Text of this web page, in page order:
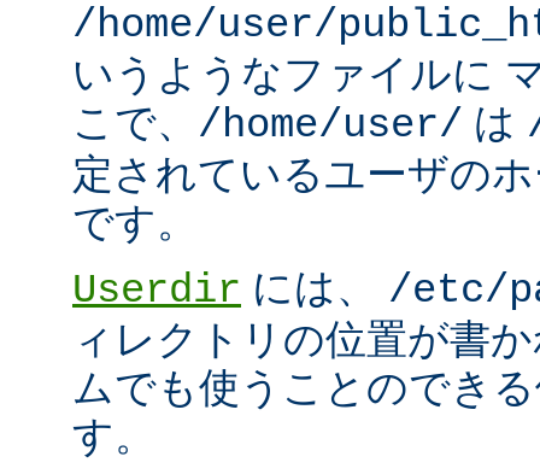
/home/user/
いうようなファイルに
こで、 /home/user/ は
定されているユーザの
です。
Userdir には、 /etc/
ィレクトリの位置が書
ムでも使うことのでき
す。